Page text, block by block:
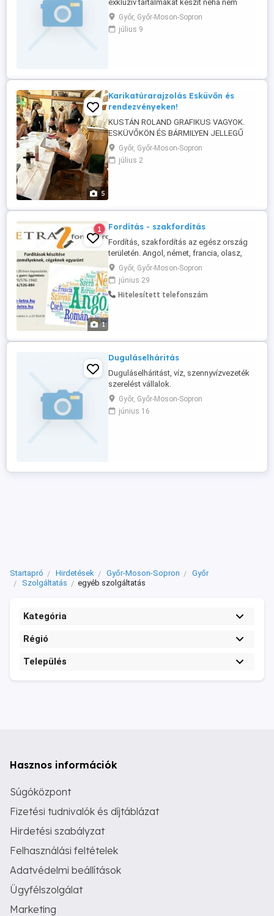
exkluzív tartalmakat készít néha nem
egyedül Ha unod a szokásos dolgokat, itt
valami egészen mást találsz. Több kép,
videó és privát tartalom is elérhető
Győr, Győr-Moson-Sopron
július 9
5
Karikatúrarajzolás Esküvőn és
rendezvényeken!
KUSTÁN ROLAND GRAFIKUS VAGYOK.
ESKÜVŐKÖN ÉS BÁRMILYEN JELLEGŰ
RENDEZVÉNYEN VÁLLALOK FRENETIKUS
HANGULATÚ ÉLŐ
PARTYKARIKATÚRÁZÁST. Digitálisan avgy
rendezvény összes vendége!!! Ez ...
Győr, Győr-Moson-Sopron
július 2
1
1 Fordítás - szakfordítás
Fordítás, szakfordítás az egész ország
területén. Angol, német, francia, olasz,
spanyol, orosz, holland, lengyel, horvát,
cseh, szlovák és szerb nyelveken.
Bizonyítványok, erkölcsi bizonyítványok.
Munkavállalási dokumentumok.
Győr, Győr-Moson-Sopron
június 29
Hitelesített telefonszám
Duguláselháritás
Duguláselháritást, víz, szennyvízvezeték
szerelést vállalok.
Győr, Győr-Moson-Sopron
június 16
Startapró Hirdetések Győr-Moson-Sopron
Győr
Szolgáltatás
egyéb szolgáltatás
Kategória
Régió
Település
Hasznos információk
Súgóközpont
Fizetési tudnivalók és díjtáblázat
Hirdetési szabályzat
Felhasználási feltételek
Adatvédelmi beállítások
Ügyfélszolgálat
Marketing